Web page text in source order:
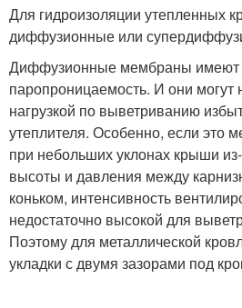
Для гидроизоляции утепленных
диффузионные или
Диффузионные мембраны
паропроницаемость. И они могут
нагрузкой по выветриванию
утеплителя. Особенно, если это
при небольших уклонах крыши
высоты и давления между
коньком, интенсивность
недостаточно высокой для
Поэтому для металлической
укладки с двумя зазорами под